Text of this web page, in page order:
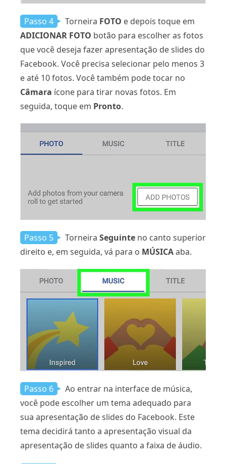
Passo 4 Torneira FOTO e depois toque em
ADICIONAR FOTO botão para escolher as fotos
que você deseja fazer apresentação de slides do
Facebook. Você precisa selecionar pelo menos 3
e até 10 fotos. Você também pode tocar no
Câmara ícone para tirar novas fotos. Em
seguida, toque em Pronto.
Passo 5 Torneira Seguinte no canto superior
direito e, em seguida, vá para o MÚSICAaba.
Passo 6
Ao entrar na interface de música,
você pode escolher um tema adequado para
sua apresentação de slides do Facebook. Este
tema decidirá tanto a apresentação visual da
apresentação de slides quanto a faixa de áudio.